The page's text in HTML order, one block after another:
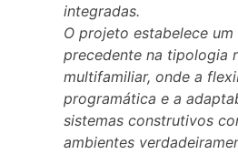
integradas.
O projeto estabelece
precedente na tipologia
multifamiliar, onde a
programática e a
sistemas construtivos
ambientes